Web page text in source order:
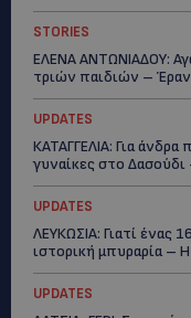
STORIES
ΕΛΕΝΑ ΑΝΤΩΝΙΑΔΟΥ:
τριών παιδιών –
UPDATES
ΚΑΤΑΓΓΕΛΙΑ: Για
γυναίκες στο Δασούδι
UPDATES
ΛΕΥΚΩΣΙΑ: Γιατί ένας
ιστορική μπυραρία –
UPDATES